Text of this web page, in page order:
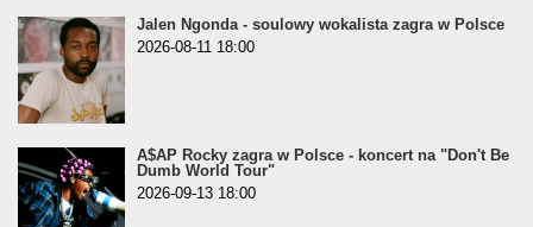
Jalen Ngonda - soulowy wokalista zagra w Polsce
2026-08-11 18:00
A$AP Rocky zagra w Polsce - koncert na "Don't Be
Dumb World Tour"
2026-09-13 18:00